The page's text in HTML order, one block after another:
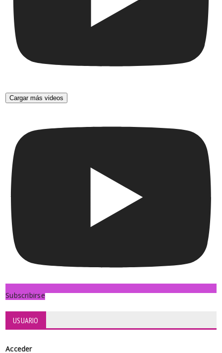
Cargar más videos
Subscribirse
USUARIO
Acceder